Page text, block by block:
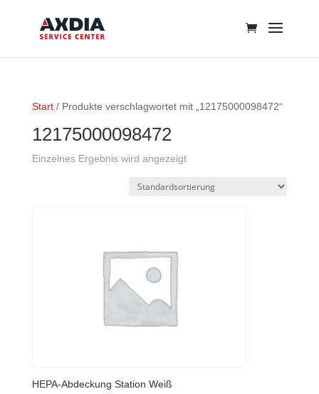
Start/ Produkte verschlagwortet mit „12175000098472“
12175000098472
Einzelnes Ergebnis wird angezeigt
HEPA-Abdeckung Station Weiß